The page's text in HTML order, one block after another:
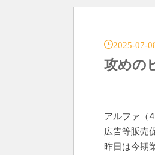
2025-07-
攻めの
アルファ（
広告等販売
昨日は今期